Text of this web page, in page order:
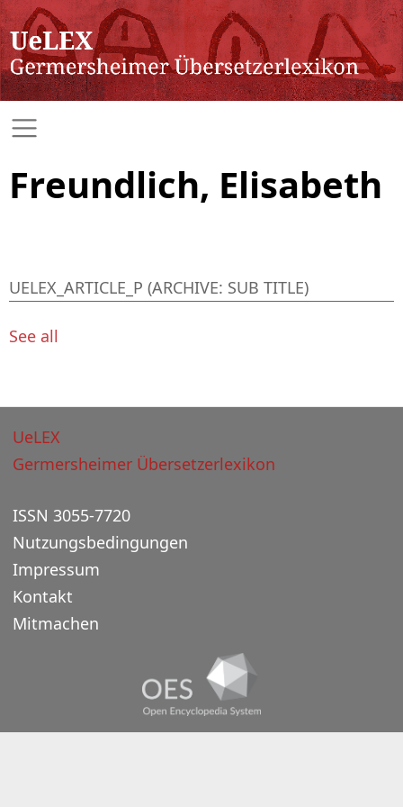
Freundlich, Elisabeth
UELEX_ARTICLE_P (ARCHIVE: SUB TITLE)
See all
UeLEX
Germersheimer Übersetzerlexikon
ISSN 3055-7720
Nutzungsbedingungen
Impressum
Kontakt
Mitmachen